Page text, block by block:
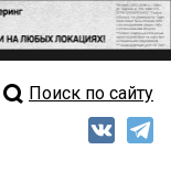
выпуск
Поиск по сайту